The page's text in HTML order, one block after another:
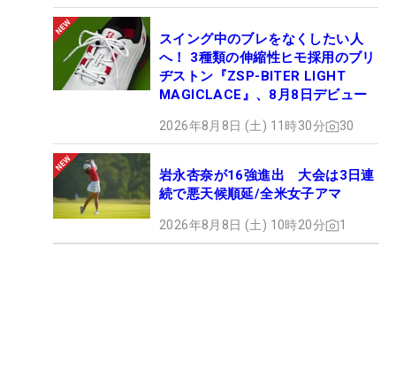
スイング中のブレをなくしたい人
へ！ 3種類の伸縮性ヒモ採用のブリ
ヂストン『ZSP-BITER LIGHT
MAGICLACE』、8月8日デビュー
2026年8月8日 (土) 11時30分 30
岩永杏奈が16強進出 大会は3日連
続で悪天候順延/全米女子アマ
2026年8月8日 (土) 10時20分 1